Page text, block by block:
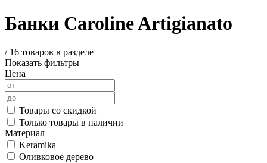
Банки Caroline Artigianato
/ 16 товаров в разделе
Показать фильтры
Цена
Товары со скидкой
Только товары в наличии
Материал
Keramika
Оливковое дерево